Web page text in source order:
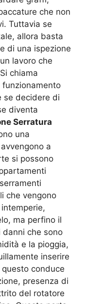
che non
Tuttavia se
allora basta
di una ispezione
lavoro che
chiama
funzionamento
se decidere di
diventa
Serratura
una
avvengono a
si possono
che vengono
ma perfino il
che sono
e la pioggia,
inserire
conduce
presenza di
del rotatore